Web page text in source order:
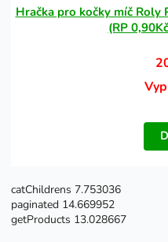
Hračka pro kočky míč Roly
(RP
catChildrens 7.753036
paginated 14.669952
getProducts 13.028667